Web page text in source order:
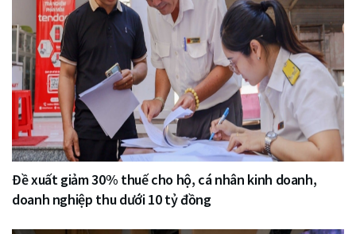
Đề xuất giảm 30% thuế cho hộ, cá nhân kinh doanh,
doanh nghiệp thu dưới 10 tỷ đồng